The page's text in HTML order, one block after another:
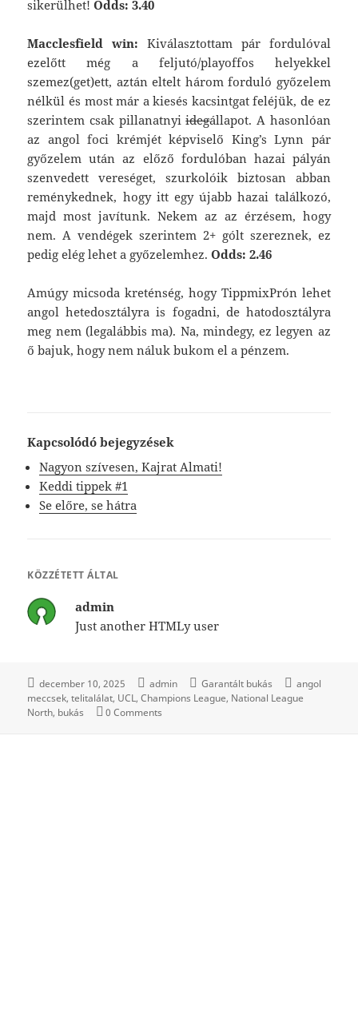
sikerülhet!Odds: 3.40
Macclesfield win: Kiválasztottam pár fordulóval
ezelőtt még a feljutó/playoffos helyekkel
szemez(get)ett, aztán eltelt három forduló győzelem
nélkül és most már a kiesés kacsintgat feléjük, de ez
szerintem csak pillanatnyiidegállapot. A hasonlóan
az angol foci krémjét képviselő King’s Lynn pár
győzelem után az előző fordulóban hazai pályán
szenvedett vereséget, szurkolóik biztosan abban
reménykednek, hogy itt egy újabb hazai találkozó,
majd most javítunk. Nekem az az érzésem, hogy
nem. A vendégek szerintem 2+ gólt szereznek, ez
pedig elég lehet a győzelemhez.Odds: 2.46
Amúgy micsoda kreténség, hogy TippmixPrón lehet
angol hetedosztályra is fogadni, de hatodosztályra
meg nem (legalábbis ma). Na, mindegy, ez legyen az
ő bajuk, hogy nem náluk bukom el a pénzem.
Kapcsolódó bejegyzések
Nagyon szívesen, Kajrat Almati!
Keddi tippek #1
Se előre, se hátra
KÖZZÉTETT ÁLTAL
admin
Just another HTMLy user
december 10, 2025 admin Garantált bukás
angol
meccsek telitalálat UCL Champions League National League
North bukás 0 Comments